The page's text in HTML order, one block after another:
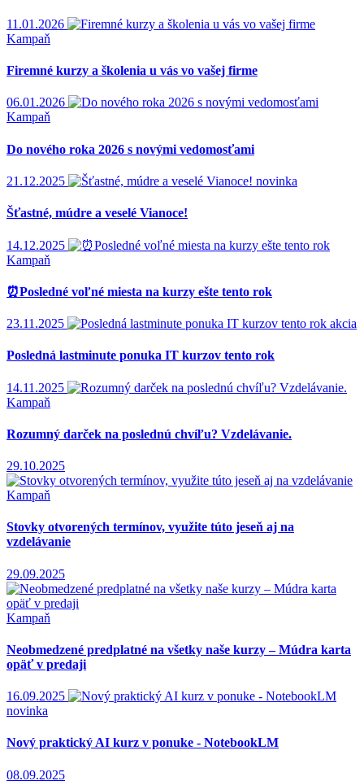
11.01.2026
Kampaň
Firemné kurzy a školenia u vás vo vašej firme
06.01.2026
Kampaň
Do nového roka 2026 s novými vedomosťami
21.12.2025 novinka
Šťastné, múdre a veselé Vianoce!
14.12.2025
Kampaň
⏰Posledné voľné miesta na kurzy ešte tento rok
23.11.2025 akcia
Posledná lastminute ponuka IT kurzov tento rok
14.11.2025
Kampaň
Rozumný darček na poslednú chvíľu? Vzdelávanie.
29.10.2025
Kampaň
Stovky otvorených termínov, využite túto jeseň aj na
vzdelávanie
29.09.2025
Kampaň
Neobmedzené predplatné na všetky naše kurzy – Múdra karta
opäť v predaji
16.09.2025
novinka
Nový praktický AI kurz v ponuke - NotebookLM
08.09.2025